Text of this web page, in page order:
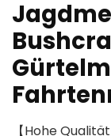
【Hohe